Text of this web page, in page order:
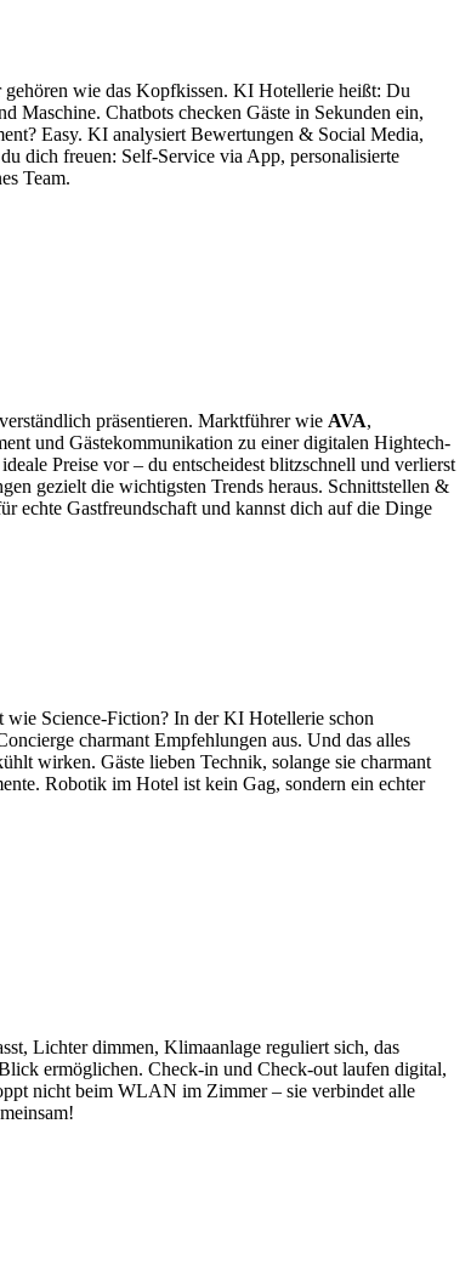
wie das Kopfkissen. KI Hotellerie heißt: Du
Maschine. Chatbots checken Gäste in Sekunden ein,
Easy. KI analysiert Bewertungen & Social Media,
dich freuen: Self-Service via App, personalisierte
Team.
präsentieren. Marktführer wie AVA,
und Gästekommunikation zu einer digitalen Hightech-
Preise vor – du entscheidest blitzschnell und verlierst
gezielt die wichtigsten Trends heraus. Schnittstellen &
echte Gastfreundschaft und kannst dich auf die Dinge
Science-Fiction? In der KI Hotellerie schon
charmant Empfehlungen aus. Und das alles
wirken. Gäste lieben Technik, solange sie charmant
Robotik im Hotel ist kein Gag, sondern ein echter
Lichter dimmen, Klimaanlage reguliert sich, das
ermöglichen. Check-in und Check-out laufen digital,
nicht beim WLAN im Zimmer – sie verbindet alle